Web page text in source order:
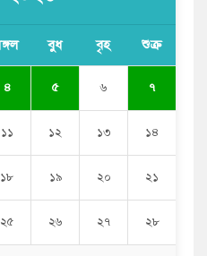
বুধ বৃহ শুক্র
৪ ৫ ৬ ৭
১১ ১২ ১৩ ১৪
১৮ ১৯ ২০ ২১
২৫ ২৬ ২৭ ২৮